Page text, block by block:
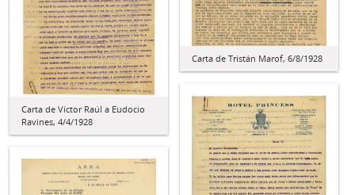
Carta de Tristán Marof, 6/8/1928
Carta de Víctor Raúl a Eudocio
Ravines, 4/4/1928